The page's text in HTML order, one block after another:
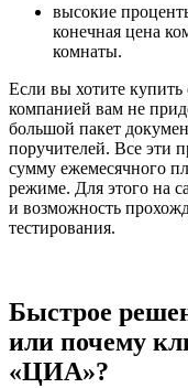
высокие
конечная цена
комнаты.
Если вы хотите купить
компанией вам не
большой пакет
поручителей. Все эти
сумму ежемесячного
режиме. Для этого на
и возможность
тестирования.
Быстрое
или почему
«ЦИА»?